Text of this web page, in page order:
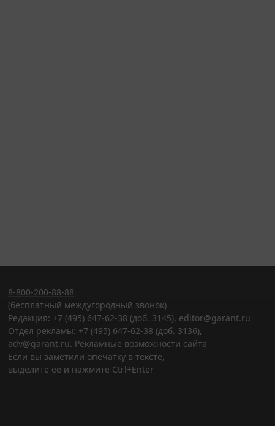
8-800-200-88-88
(бесплатный междугородный звонок)
Редакция: +7 (495) 647-62-38 (доб. 3145), editor@garant.ru
Отдел рекламы: +7 (495) 647-62-38 (доб. 3136),
adv@garant.ru. Рекламные возможности сайта
Если вы заметили опечатку в тексте,
выделите ее и нажмите Ctrl+Enter